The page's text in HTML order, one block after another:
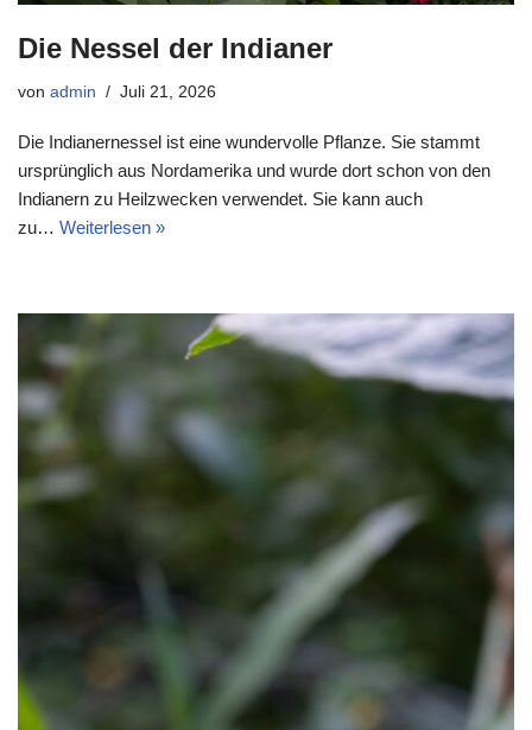
Die Nessel der Indianer
von admin Juli 21, 2026
Die Indianernessel ist eine wundervolle Pflanze. Sie stammt
ursprünglich aus Nordamerika und wurde dort schon von den
Indianern zu Heilzwecken verwendet. Sie kann auch
zu… Weiterlesen »